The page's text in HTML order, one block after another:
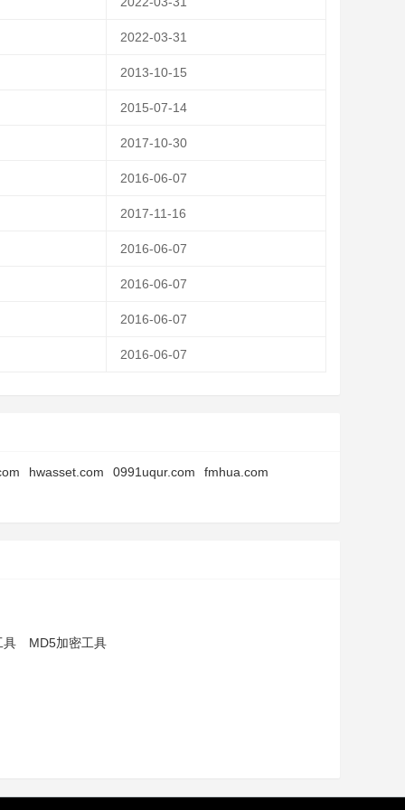
2022-03-31
2013-10-15
2015-07-14
2017-10-30
2016-06-07
2017-11-16
2016-06-07
2016-06-07
2016-06-07
2016-06-07
hwasset.com 0991uqur.com fmhua.com
具 MD5加密工具